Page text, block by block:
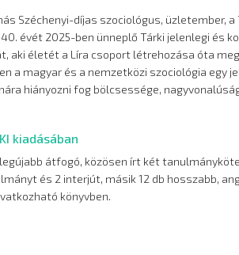
Széchenyi-díjas szociológus, üzletember, a
évét 2025-ben ünneplő Tárki jelenlegi és
aki életét a Líra csoport létrehozása óta
a magyar és a nemzetközi szociológia egy
hiányozni fog bölcsessége,
kiadásában
átfogó, közösen írt két
és 2 interjút, másik 12 db hosszabb,
könyvben.